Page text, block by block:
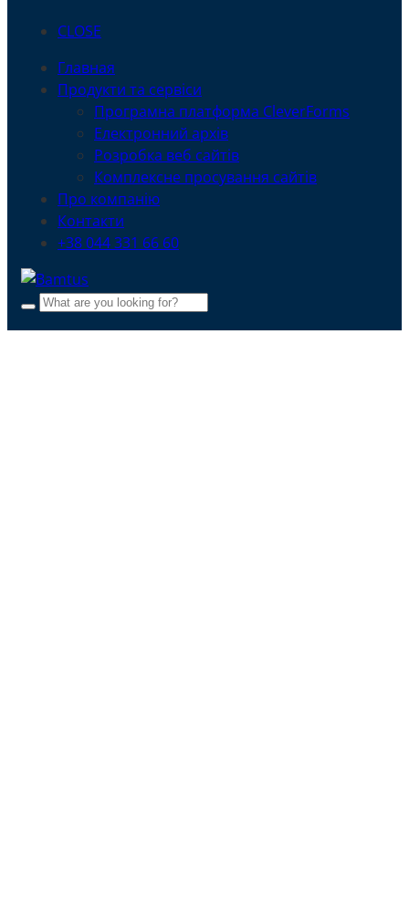
CLOSE
Главная
Продукти та сервіси
Програмна платформа CleverForms
Електронний архів
Розробка веб сайтів
Комплексне просування сайтів
Про компанію
Контакти
+38 044 331 66 60